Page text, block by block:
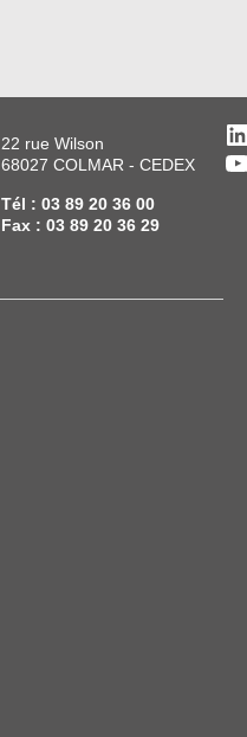
22 rue Wilson
68027 COLMAR - CEDEX
Tél : 03 89 20 36 00
Fax : 03 89 20 36 29